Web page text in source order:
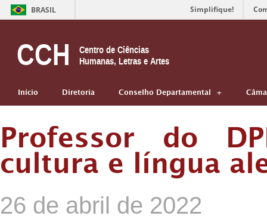
BRASIL Simplifique!
CCH
Centro de Ciências
Humanas, Letras e Artes
Início Diretoria Conselho Departamental
Professor do
cultura e língua
26 de abril de 2022